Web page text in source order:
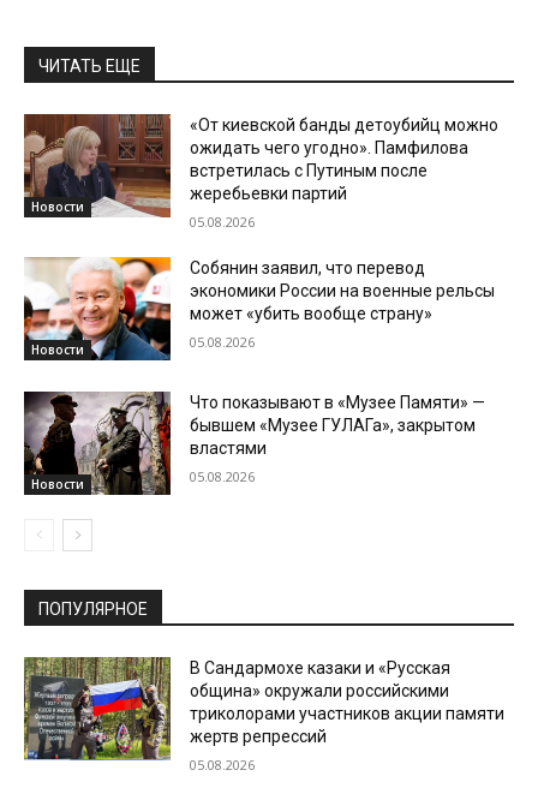
ЧИТАТЬ ЕЩЕ
Новости
«От киевской банды детоубийц можно
ожидать чего угодно». Памфилова
встретилась с Путиным после
жеребьевки партий
05.08.2026
Новости
Собянин заявил, что перевод
экономики России на военные рельсы
может «убить вообще страну»
05.08.2026
Новости
Что показывают в «Музее Памяти» —
бывшем «Музее ГУЛАГа», закрытом
властями
05.08.2026
ПОПУЛЯРНОЕ
В Сандармохе казаки и «Русская
община» окружали российскими
триколорами участников акции памяти
жертв репрессий
05.08.2026